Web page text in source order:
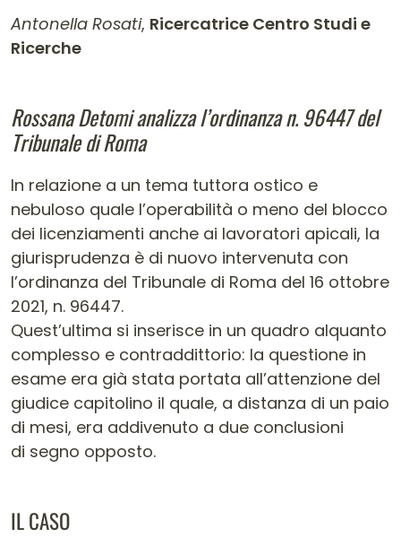
Antonella Rosati, Ricercatrice Centro Studi e
Ricerche
Contenuto dell'articolo
Rossana Detomi analizza l’ordinanza n. 96447 del
Tribunale di Roma
In relazione a un tema tuttora ostico e
nebuloso quale l’operabilità o meno del blocco
dei licenziamenti anche ai lavoratori apicali, la
giurisprudenza è di nuovo intervenuta con
l’ordinanza del Tribunale di Roma del 16 ottobre
2021, n. 96447.
Quest’ultima si inserisce in un quadro alquanto
complesso e contraddittorio: la questione in
esame era già stata portata all’attenzione del
giudice capitolino il quale, a distanza di un paio
di mesi, era addivenuto a due conclusioni
di segno opposto.
IL CASO